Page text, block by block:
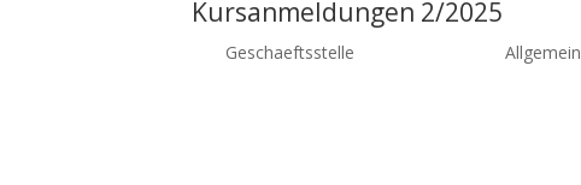
Kursanmeldungen 2/2025
Geschaeftsstelle Allgemein